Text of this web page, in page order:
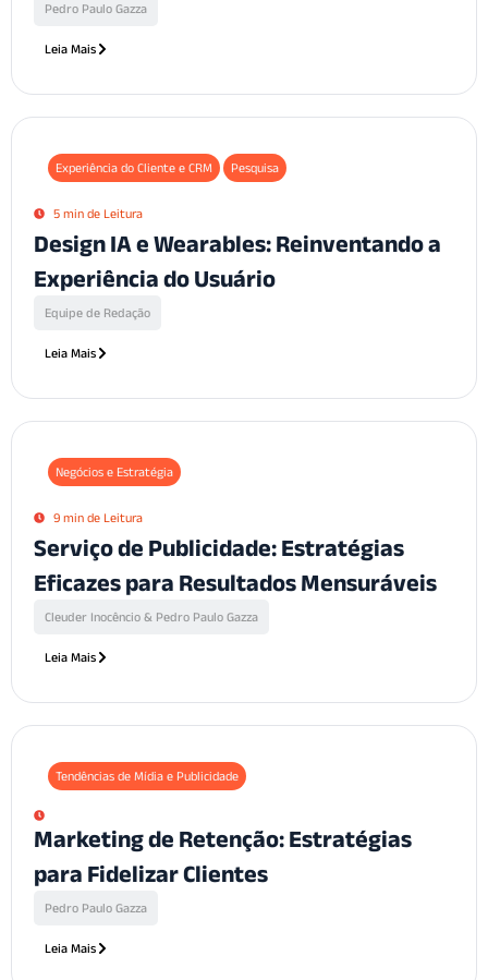
Pedro Paulo Gazza
Leia Mais
Experiência do Cliente e CRM Pesquisa
5 min de Leitura
Design IA e Wearables: Reinventando a
Experiência do Usuário
Equipe de Redação
Leia Mais
Negócios e Estratégia
9 min de Leitura
Serviço de Publicidade: Estratégias
Eficazes para Resultados Mensuráveis
Cleuder Inocêncio & Pedro Paulo Gazza
Leia Mais
Tendências de Mídia e Publicidade
Marketing de Retenção: Estratégias
para Fidelizar Clientes
Pedro Paulo Gazza
Leia Mais